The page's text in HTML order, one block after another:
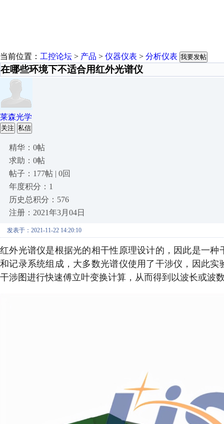
当前位置： 工控论坛 > 产品 > 仪器仪表 > 分析仪表 我要发帖
在哪些环境下不适合用红外光谱仪
莱森光学
关注 私信
精华：0帖
求助：0帖
帖子：177帖 | 0回
年度积分：1
历史总积分：576
注册：2021年3月04日
发表于：2021-11-22 14:20:10
红外光谱仪是根据光的相干性原理设计的，因此是一
和记录系统组成，大多数光谱仪使用了干涉仪，因此
干涉图进行快速傅立叶变换计算，从而得到以波长或波